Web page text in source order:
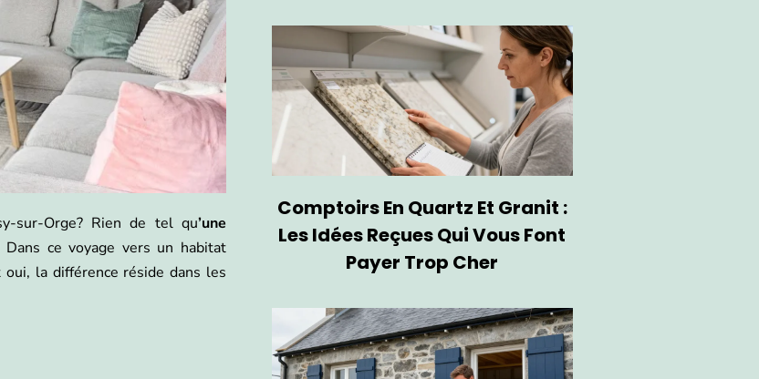
sur-Orge? Rien de tel qu’une
ce voyage vers un habitat
la différence réside dans les
Comptoirs En Quartz Et Granit :
Les Idées Reçues Qui Vous Font
Payer Trop Cher